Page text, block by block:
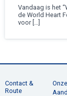
Vandaag is het
de World Heart
voor […]
Contact &
Route